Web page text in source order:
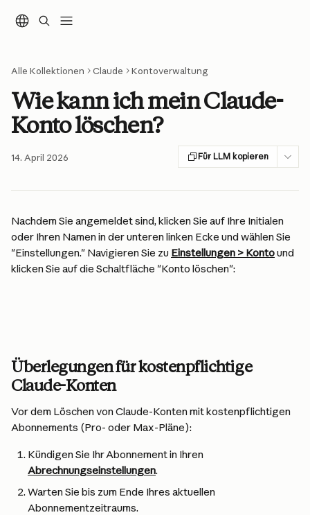
Alle Kollektionen Claude Kontoverwaltung
Wie kann ich mein Claude-
Konto löschen?
14. April 2026 Für LLM kopieren
Nachdem Sie angemeldet sind, klicken Sie auf Ihre Initialen
oder Ihren Namen in der unteren linken Ecke und wählen Sie
"Einstellungen." Navigieren Sie zu Einstellungen > Konto und
klicken Sie auf die Schaltfläche "Konto löschen":
Überlegungen für kostenpflichtige
Claude-Konten
Vor dem Löschen von Claude-Konten mit kostenpflichtigen
Abonnements (Pro- oder Max-Pläne):
Kündigen Sie Ihr Abonnement in Ihren
Abrechnungseinstellungen.
Warten Sie bis zum Ende Ihres aktuellen
Abonnementzeitraums.